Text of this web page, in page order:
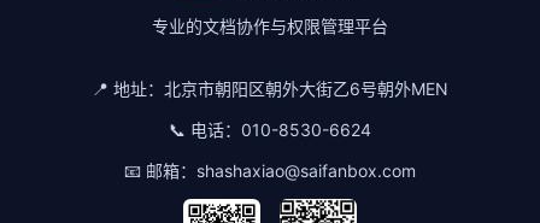
专业的文档协作与权限管理平台
📍 地址： 北京市朝阳区朝外大街乙6号朝外MEN
📞 电话： 010-8530-6624
📧 邮箱： shashaxiao@saifanbox.com